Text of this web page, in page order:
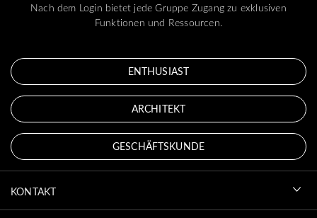
Nach dem Login bietet jede Gruppe Zugang zu exklusiven
Funktionen und Ressourcen.
ENTHUSIAST
ARCHITEKT
GESCHÄFTSKUNDE
KONTAKT